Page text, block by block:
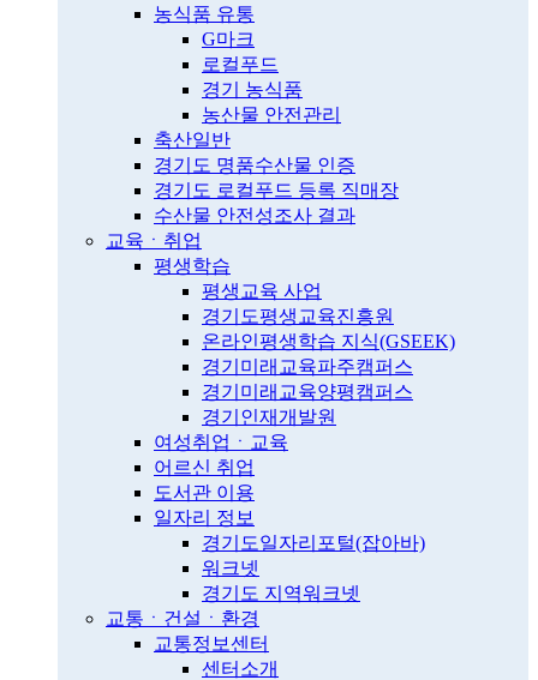
농식품 유통
G마크
로컬푸드
경기 농식품
농산물 안전관리
축산일반
경기도 명품수산물 인증
경기도 로컬푸드 등록 직매장
수산물 안전성조사 결과
교육ㆍ취업
평생학습
평생교육 사업
경기도평생교육진흥원
온라인평생학습 지식(GSEEK)
경기미래교육파주캠퍼스
경기미래교육양평캠퍼스
경기인재개발원
여성취업ㆍ교육
어르신 취업
도서관 이용
일자리 정보
경기도일자리포털(잡아바)
워크넷
경기도 지역워크넷
교통ㆍ건설ㆍ환경
교통정보센터
센터소개